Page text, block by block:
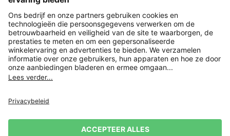
Payment and Delivery
Versleuteling met
Verkoopvoorwaarden
Leveringsvoorwaarden